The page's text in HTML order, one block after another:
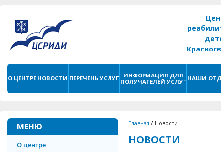
О ЦЕНТРЕ НОВОСТИ ПЕРЕЧЕНЬ УСЛУГ
ИНФОРМАЦИЯ ДЛЯ
ПОЛУЧАТЕЛЕЙ УСЛУГ НАШИ
МЕНЮ
О центре
Главная / Новости
НОВОСТИ